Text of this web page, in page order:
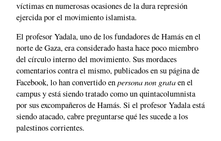
víctimas en numerosas ocasiones de la dura represión
ejercida por el movimiento islamista.
El profesor Yadala, uno de los fundadores de Hamás en el
norte de Gaza, era considerado hasta hace poco miembro
del círculo interno del movimiento. Sus mordaces
comentarios contra el mismo, publicados en su página de
Facebook, lo han convertido enpersona non grataen el
campus y está siendo tratado como un quintacolumnista
por sus excompañeros de Hamás. Si el profesor Yadala está
siendo atacado, cabre preguntarse qué les sucede a los
palestinos corrientes.